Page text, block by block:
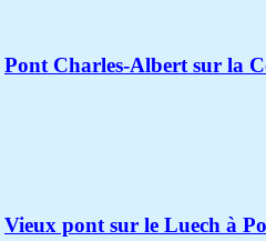
Pont Charles-Albert sur la
Vieux pont sur le Luech à